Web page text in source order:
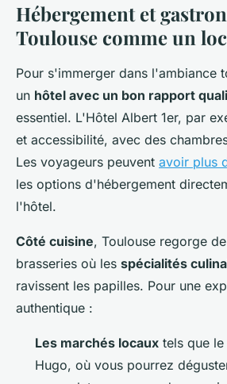
Hébergement et
Toulouse comme un
Pour s'immerger dans l'ambiance
un hôtel avec un bon rapport
essentiel. L'Hôtel Albert 1er, par
et accessibilité, avec des
Les voyageurs peuvent avoir plus
les options d'hébergement
l'hôtel.
Côté cuisine, Toulouse regorge
brasseries où les spécialités
ravissent les papilles. Pour une
authentique :
Les marchés locaux tels que
Hugo, où vous pourrez